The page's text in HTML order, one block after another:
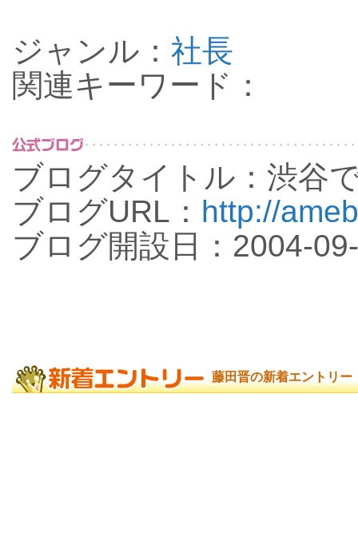
ジャンル： 社長
関連キーワード：
ブログタイトル：渋谷
ブログURL： http://
ブログ開設日：2004-
藤田晋の新着エントリー